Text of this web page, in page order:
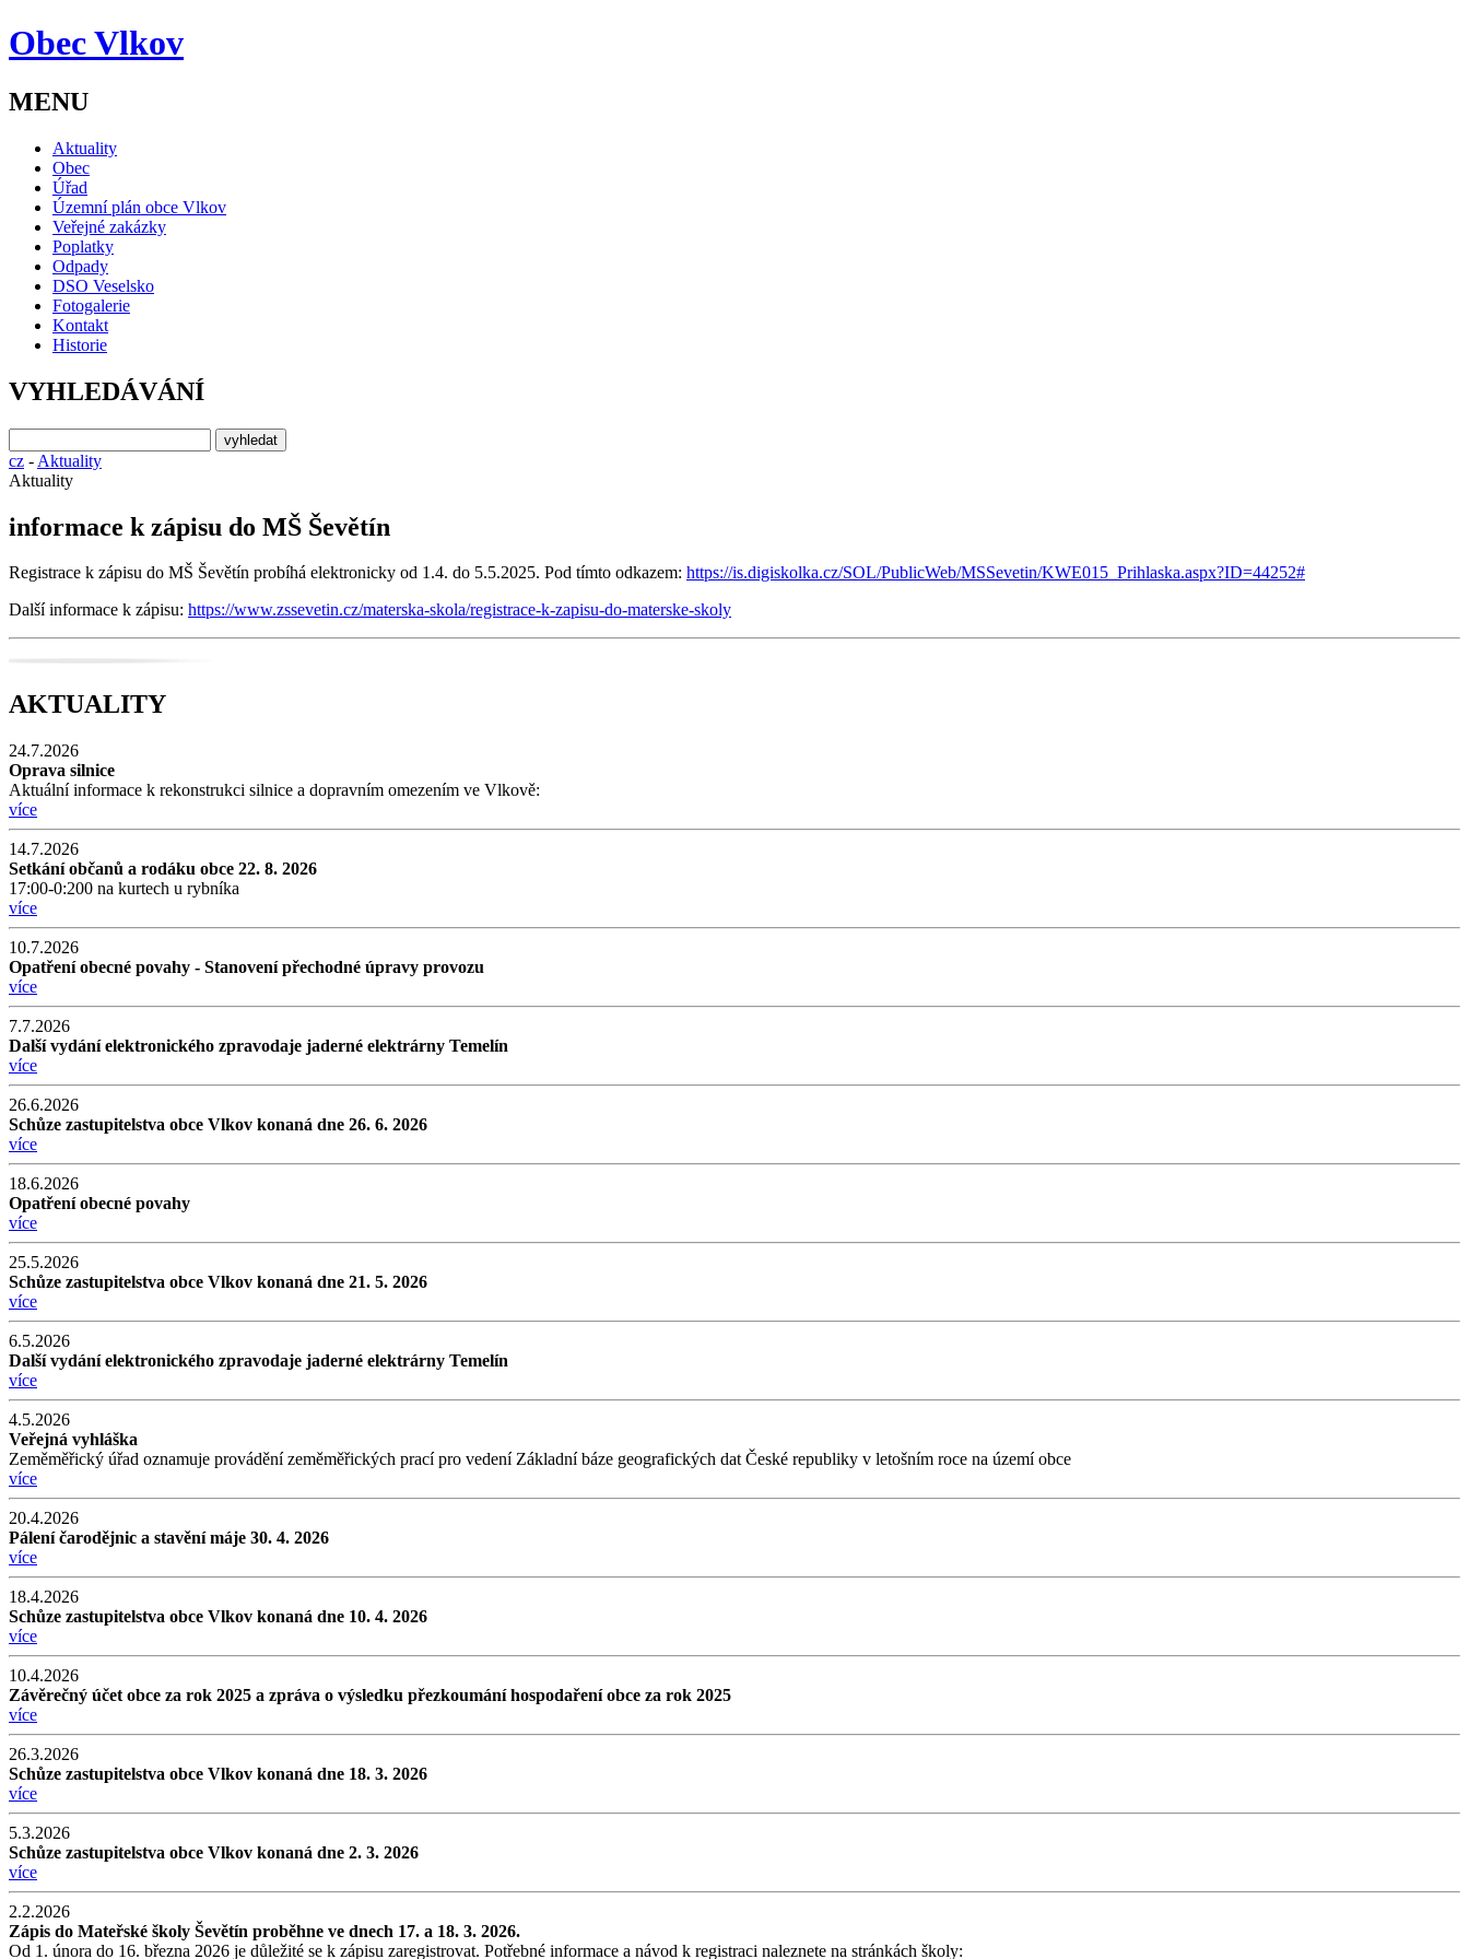
Obec Vlkov
MENU
Aktuality
Obec
Úřad
Územní plán obce Vlkov
Veřejné zakázky
Poplatky
Odpady
DSO Veselsko
Fotogalerie
Kontakt
Historie
VYHLEDÁVÁNÍ
cz - Aktuality
Aktuality
informace k zápisu do MŠ Ševětín
Registrace k zápisu do MŠ Ševětín probíhá elektronicky od 1.4. do 5.5.2025. Pod tímto odkazem: https://is.digiskolka.cz/SOL/PublicWeb/MSSevetin/KWE015_Prihlaska.aspx?ID=44252#
Další informace k zápisu: https://www.zssevetin.cz/materska-skola/registrace-k-zapisu-do-materske-skoly
AKTUALITY
24.7.2026
Oprava silnice
Aktuální informace k rekonstrukci silnice a dopravním omezením ve Vlkově:
více
14.7.2026
Setkání občanů a rodáku obce 22. 8. 2026
17:00-0:200 na kurtech u rybníka
více
10.7.2026
Opatření obecné povahy - Stanovení přechodné úpravy provozu
více
7.7.2026
Další vydání elektronického zpravodaje jaderné elektrárny Temelín
více
26.6.2026
Schůze zastupitelstva obce Vlkov konaná dne 26. 6. 2026
více
18.6.2026
Opatření obecné povahy
více
25.5.2026
Schůze zastupitelstva obce Vlkov konaná dne 21. 5. 2026
více
6.5.2026
Další vydání elektronického zpravodaje jaderné elektrárny Temelín
více
4.5.2026
Veřejná vyhláška
Zeměměřický úřad oznamuje provádění zeměměřických prací pro vedení Základní báze geografických dat České republiky v letošním roce na území obce
více
20.4.2026
Pálení čarodějnic a stavění máje 30. 4. 2026
více
18.4.2026
Schůze zastupitelstva obce Vlkov konaná dne 10. 4. 2026
více
10.4.2026
Závěrečný účet obce za rok 2025 a zpráva o výsledku přezkoumání hospodaření obce za rok 2025
více
26.3.2026
Schůze zastupitelstva obce Vlkov konaná dne 18. 3. 2026
více
5.3.2026
Schůze zastupitelstva obce Vlkov konaná dne 2. 3. 2026
více
2.2.2026
Zápis do Mateřské školy Ševětín proběhne ve dnech 17. a 18. 3. 2026.
Od 1. února do 16. března 2026 je důležité se k zápisu zaregistrovat. Potřebné informace a návod k registraci naleznete na stránkách školy: